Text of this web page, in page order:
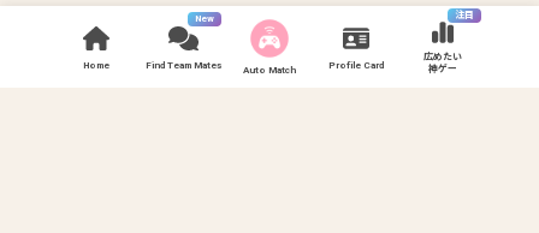
Home
New
Find Team Mates Auto Match Profile Card
注目
広めたい
神ゲー